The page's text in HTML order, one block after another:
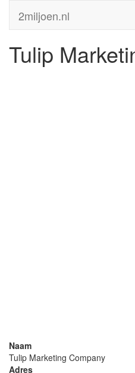
2miljoen.nl
Tulip
Naam
Tulip Marketing Company
Adres